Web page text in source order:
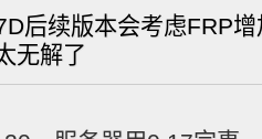
后续版本会考虑FRP
无解了